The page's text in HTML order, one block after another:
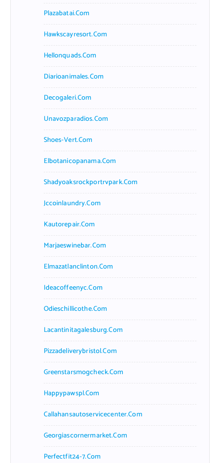
Plazabatai.com
Hawkscayresort.com
Hellonquads.com
Diarioanimales.com
Decogaleri.com
Unavozparadios.com
Shoes-Vert.com
Elbotanicopanama.com
Shadyoaksrockportrvpark.com
Jccoinlaundry.com
Kautorepair.com
Marjaeswinebar.com
Elmazatlanclinton.com
Ideacoffeenyc.com
Odieschillicothe.com
Lacantinitagalesburg.com
Pizzadeliverybristol.com
Greenstarsmogcheck.com
Happypawspl.com
Callahansautoservicecenter.com
Georgiascornermarket.com
Perfectfit24-7.com